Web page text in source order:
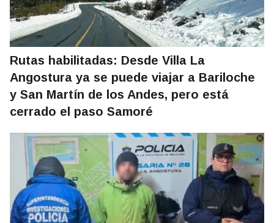
Rutas habilitadas: Desde Villa La
Angostura ya se puede viajar a Bariloche
y San Martín de los Andes, pero está
cerrado el paso Samoré